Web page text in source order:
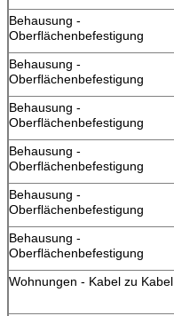
Behausung -
Oberflächenbefestigung
Behausung -
Oberflächenbefestigung
Behausung -
Oberflächenbefestigung
Behausung -
Oberflächenbefestigung
Behausung -
Oberflächenbefestigung
Behausung -
Oberflächenbefestigung
Wohnungen - Kabel zu Kabel